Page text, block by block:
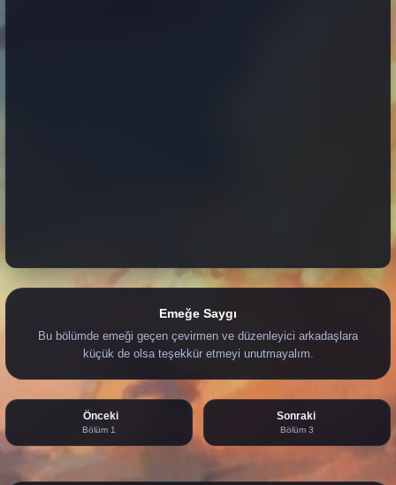
Emeğe Saygı
Bu bölümde emeği geçen çevirmen ve düzenleyici arkadaşlara
küçük de olsa teşekkür etmeyi unutmayalım.
Önceki
Bölüm 1
Sonraki
Bölüm 3